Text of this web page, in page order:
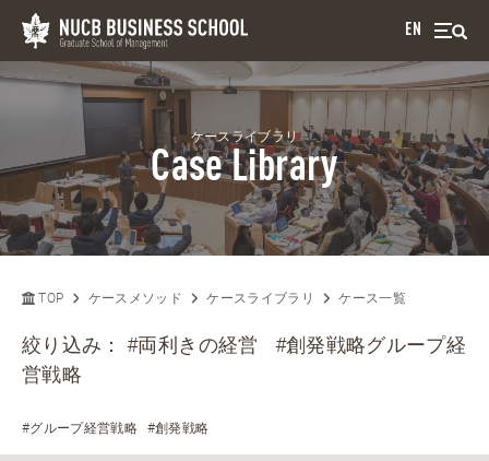
EN
ケースライブラリ
Case Library
TOP ケースメソッド ケースライブラリ ケース一覧
絞り込み：#両利きの経営
#創発戦略グループ経
営戦略
#グループ経営戦略 #創発戦略